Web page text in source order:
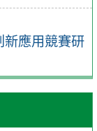
新應用競賽研